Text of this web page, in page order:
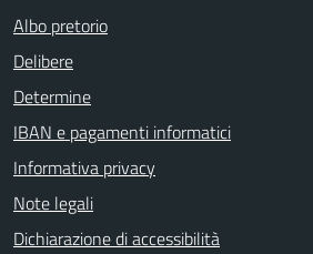
Albo pretorio
Delibere
Determine
IBAN e pagamenti informatici
Informativa privacy
Note legali
Dichiarazione di accessibilità